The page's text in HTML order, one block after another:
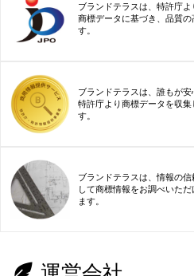
ブランドテラスは、特許庁
商標データに基づき、品質
す。
ブランドテラスは、誰もが安
特許庁より商標データを収
す。
ブランドテラスは、情報の
して商標情報をお調べいた
ます。